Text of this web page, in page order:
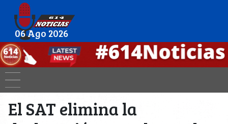
06 Ago 2026
El SAT elimina la